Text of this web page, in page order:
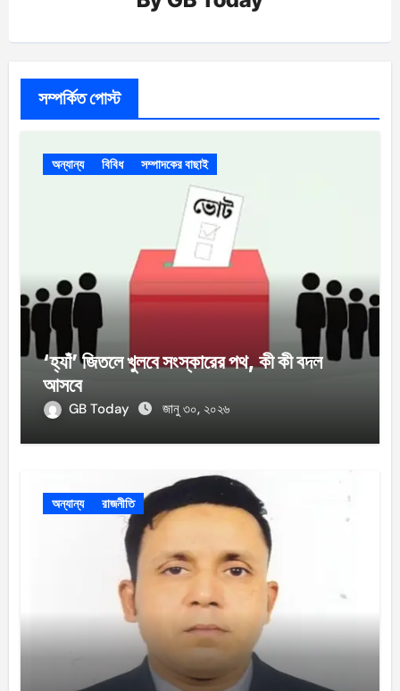
সম্পর্কিত পোস্ট
অন্যান্য বিবিধ সম্পাদকের বাছাই
‘হ্যাঁ’ জিতলে খুলবে সংস্কারের পথ, কী কী বদল
আসবে
GB Today জানু ৩০, ২০২৬
অন্যান্য রাজনীতি